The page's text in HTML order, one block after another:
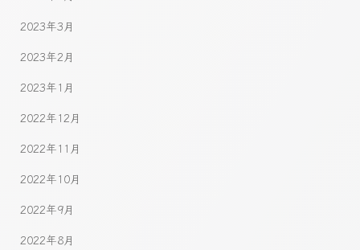
2023年3月
2023年2月
2023年1月
2022年12月
2022年11月
2022年10月
2022年9月
2022年8月